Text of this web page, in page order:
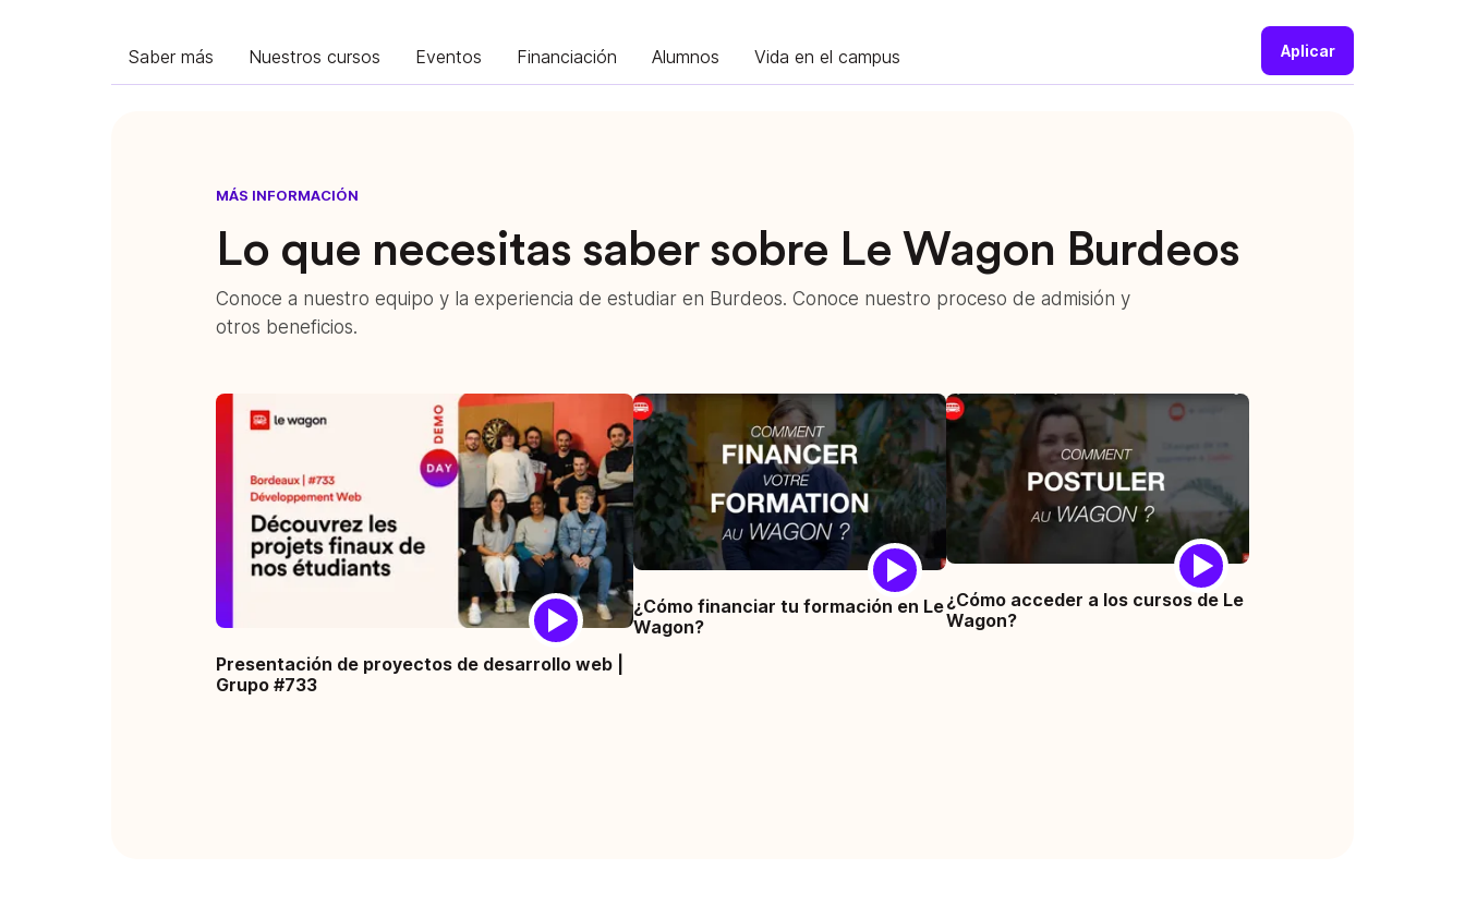
Saber más Nuestros cursos Eventos Financiación Alumnos Vida en el campus Aplicar
MÁS INFORMACIÓN
Lo que necesitas saber sobre Le Wagon Burdeos
Conoce a nuestro equipo y la experiencia de estudiar en Burdeos. Conoce nuestro proceso de admisión y
otros beneficios.
Presentación de proyectos de desarrollo web |
Grupo #733
¿Cómo financiar tu formación en Le
Wagon?
¿Cómo acceder a los cursos de Le
Wagon?